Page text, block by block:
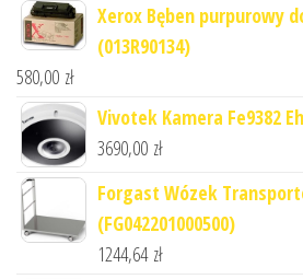
Xerox Bęben purpurowy
(013R90134)
580,00 zł
Vivotek Kamera Fe9382
3690,00 zł
Forgast Wózek
(FG042201000500)
1244,64 zł